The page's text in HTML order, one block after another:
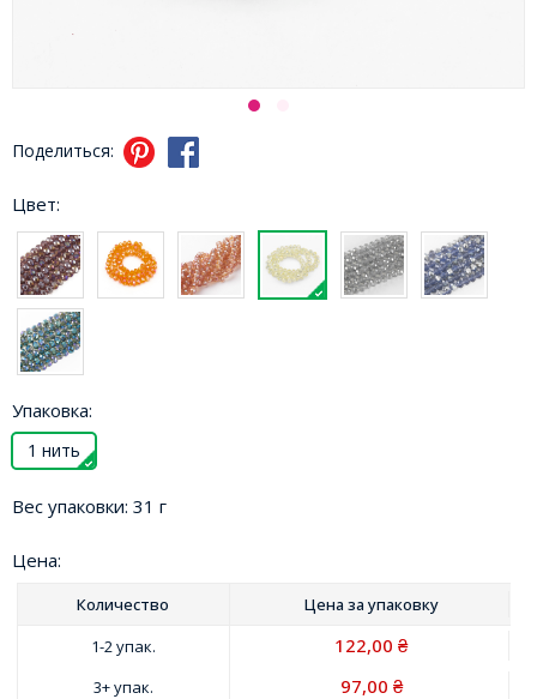
Поделиться:
Цвет:
Упаковка:
1 нить
Вес упаковки: 31 г
Цена:
Количество Цена за упаковку
1-2 упак.
122,00₴
3+ упак. 97,00 ₴